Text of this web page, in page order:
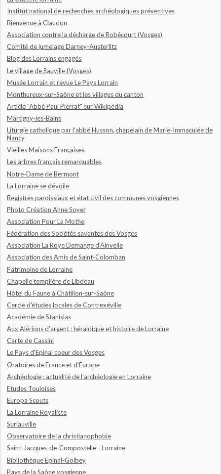
Institut national de recherches archéologiques préventives
Bienvenue à Claudon
Association contre la décharge de Robécourt (Vosges)
Comité de jumelage Darney-Austerlitz
Blog des Lorrains engagés
Le village de Sauville (Vosges)
Musée Lorrain et revue Le Pays Lorrain
Monthureux-sur-Saône et les villages du canton
Article "Abbé Paul Pierrat" sur Wikipédia
Martigny-les-Bains
Liturgie catholique par l'abbé Husson, chapelain de Marie-Immaculée de
Nancy
Vieilles Maisons Françaises
Les arbres français remarquables
Notre-Dame de Bermont
La Lorraine se dévoile
Registres paroissiaux et état civil des communes vosgiennes
Photo Création Anne Soyer
Association Pour La Mothe
Fédération des Sociétés savantes des Vosges
Association La Roye Demange d'Ainvelle
Association des Amis de Saint-Colomban
Patrimoine de Lorraine
Chapelle templière de Libdeau
Hôtel du Faune à Châtillon-sur-Saône
Cercle d'études locales de Contrexéville
Académie de Stanislas
Aux Alérions d'argent : héraldique et histoire de Lorraine
Carte de Cassini
Le Pays d'Epinal coeur des Vosges
Oratoires de France et d'Europe
Archéologie : actualité de l'archéologie en Lorraine
Etudes Touloises
Europa Scouts
La Lorraine Royaliste
Suriauville
Observatoire de la christianophobie
Saint-Jacques-de-Compostelle - Lorraine
Bibliothèque Epinal-Golbey
Pays de la Saône vosgienne